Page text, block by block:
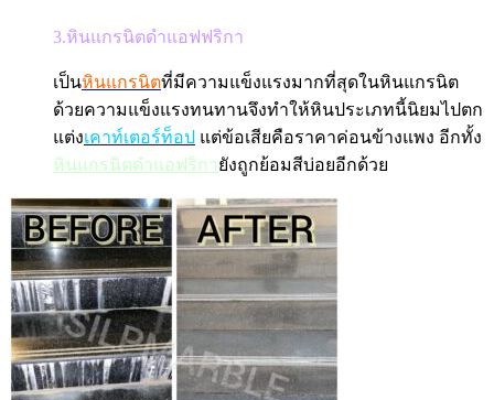
3.หินแกรนิตดำแอฟฟริกา
เป็นหินแกรนิตที่มีความแข็งแรงมากที่สุดในหินแกรนิต
ด้วยความแข็งแรงทนทานจึงทำให้หินประเภทนี้นิยมไปตก
แต่งเคาท์เตอร์ท็อป แต่ข้อเสียคือราคาค่อนข้างแพง อีกทั้ง
หินแกรนิตดำแอฟริกายังถูกย้อมสีบ่อยอีกด้วย